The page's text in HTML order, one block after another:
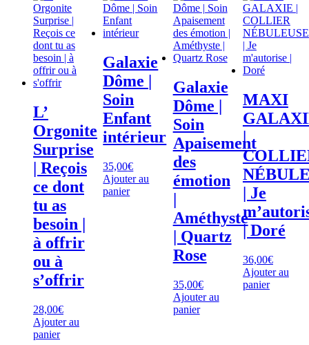
L’
Orgonite
Surprise
| Reçois
ce dont
tu as
besoin |
à offrir
ou à
s’offrir
28,00€
Ajouter au
panier
Galaxie
Dôme |
Soin
Enfant
intérieur
35,00€
Ajouter au
panier
Galaxie
Dôme |
Soin
Apaisement
des
émotion
Améthyste
| Quartz
Rose
35,00€
Ajouter au
panier
MAXI
|
| Je
| Doré
36,00€
Ajouter au
panier